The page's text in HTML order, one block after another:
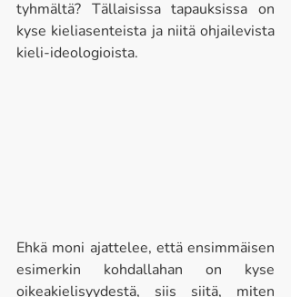
tyhmältä? Tällaisissa tapauksissa on
kyse kieliasenteista ja niitä ohjailevista
kieli-ideologioista.
Ehkä moni ajattelee, että ensimmäisen
esimerkin kohdallahan on kyse
oikeakielisyydestä, siis siitä, miten